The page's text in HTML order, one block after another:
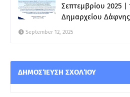
Σεπτεμβρίου 2025 |
Δημαρχείου Δάφνης
September 12, 2025
ΔΗΜΟΣΊΕΥΣΗ ΣΧΟΛΊΟΥ